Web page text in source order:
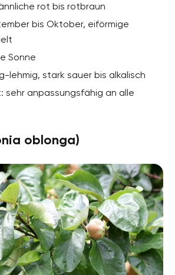
rot bis rotbraun
bis Oktober, eiförmige
Sonne
lehmig, stark sauer bis alkalisch
sehr anpassungsfähig an alle
oblonga)